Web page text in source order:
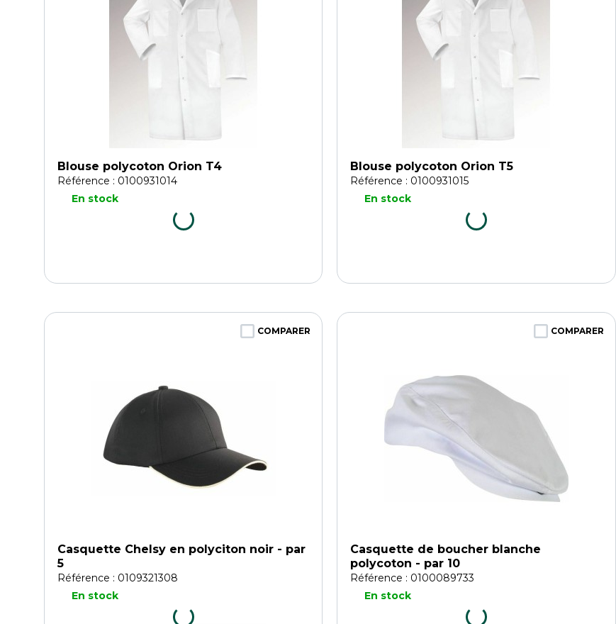
Blouse polycoton Orion T4
Référence : 0100931014
En stock
Blouse polycoton Orion T5
Référence : 0100931015
En stock
Casquette Chelsy en polyciton noir - par
5
Référence : 0109321308
En stock
COMPARER
Casquette de boucher blanche
polycoton - par 10
Référence : 0100089733
En stock
COMPARER